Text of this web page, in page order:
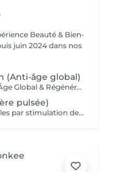
juin 2024 dans nos
(Anti-âge global)
SOIN SUBLIME SKIN PRIVILÈGE Anti-Âge Global & Régénérant Le soin d'excellence pour une peau sublimée ! Ce protocole complet associe les technologies anti-âge les plus avancées et des techniques de massage profondes pour un effet lifting et raffermissant immédiat. Il agit sur la perte de volume, les rides et le relâchement cutané pour une peau redensifiée, éclatante et plus jeune. SOINS DU VISAGE COMFORT ZONE Nos soins du visage utilisent les produits de la marque Comfort Zone, une référence en cosmétique professionnelle alliant science, nature et innovation. Formulés avec des ingrédients d'origine naturelle, sans silicones, parabènes ni huiles minérales, ces soins sont conçus pour respecter l'équilibre de la peau tout en offrant des résultats visibles et durables. Chaque soin est un véritable rituel de bien-être et d'efficacité, adapté aux besoins spécifiques de votre peau.
pulsée)
Traitement préventif et curatif des ridules par stimulation des fibroblastes présents dans le derme.